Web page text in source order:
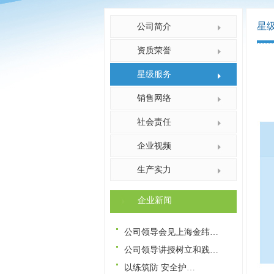
公司简介
资质荣誉
星级服务
销售网络
社会责任
企业视频
生产实力
企业新闻
公司领导会见上海金纬…
公司领导讲授树立和践…
​​以练筑防 安全护…
星